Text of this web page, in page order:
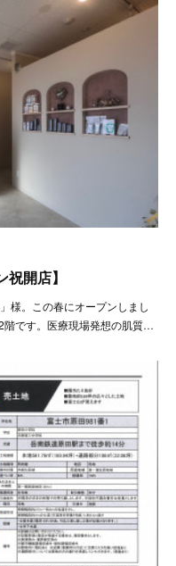
開店】
様。この春にオープンしまし
階です。医療現場発想の肌質…